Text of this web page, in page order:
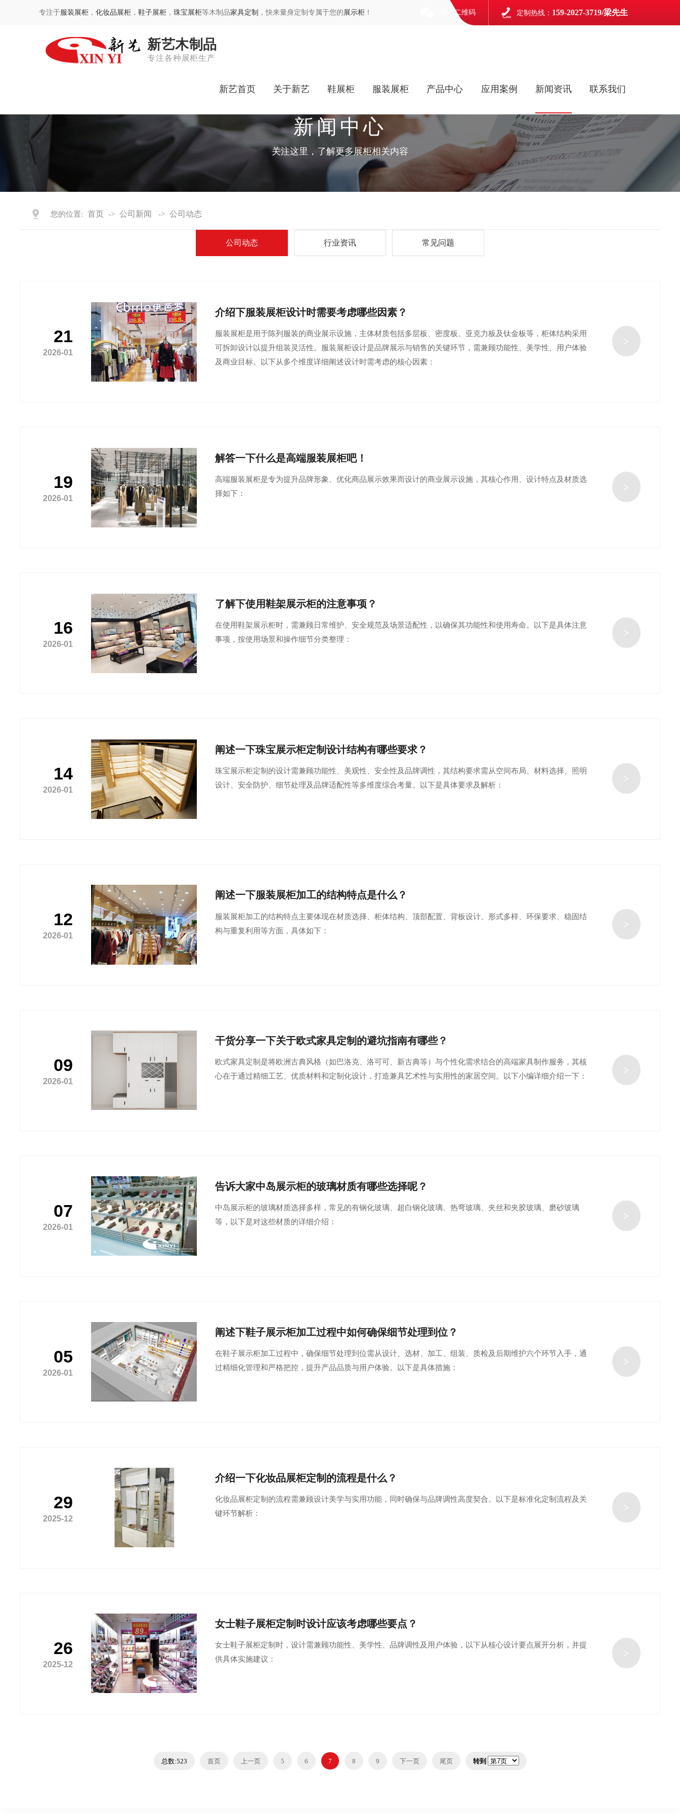
专注于服装展柜 ，化妆品展柜 ，鞋子展柜 ，珠宝展柜等木制品家具定制 ，快来量身定制专属于您的展示柜 ！ 微信二维码 定制热线： 159-2027-3719/梁先生
新艺木制品
专注各种展柜生产
新艺首页 关于新艺 鞋展柜 服装展柜 产品中心 应用案例 新闻资讯 联系我们
新闻中心
关注这里，了解更多展柜相关内容
您的位置: 首页 -> 公司新闻 -> 公司动态
公司动态 行业资讯 常见问题
21
2026-01
介绍下服装展柜设计时需要考虑哪些因素？
服装展柜是用于陈列服装的商业展示设施，主体材质包括多层板、密度板、亚克力板及钛金板等，柜体结构采用
可拆卸设计以提升组装灵活性。服装展柜设计是品牌展示与销售的关键环节，需兼顾功能性、美学性、用户体验
及商业目标。以下从多个维度详细阐述设计时需考虑的核心因素：
>
19
2026-01
解答一下什么是高端服装展柜吧！
高端服装展柜是专为提升品牌形象、优化商品展示效果而设计的商业展示设施，其核心作用、设计特点及材质选
择如下：
>
16
2026-01
了解下使用鞋架展示柜的注意事项？
在使用鞋架展示柜时，需兼顾日常维护、安全规范及场景适配性，以确保其功能性和使用寿命。以下是具体注意
事项，按使用场景和操作细节分类整理：
>
14
2026-01
阐述一下珠宝展示柜定制设计结构有哪些要求？
珠宝展示柜定制的设计需兼顾功能性、美观性、安全性及品牌调性，其结构要求需从空间布局、材料选择、照明
设计、安全防护、细节处理及品牌适配性等多维度综合考量。以下是具体要求及解析：
>
12
2026-01
阐述一下服装展柜加工的结构特点是什么？
服装展柜加工的结构特点主要体现在材质选择、柜体结构、顶部配置、背板设计、形式多样、环保要求、稳固结
构与重复利用等方面，具体如下：
>
09
2026-01
干货分享一下关于欧式家具定制的避坑指南有哪些？
欧式家具定制是将欧洲古典风格（如巴洛克、洛可可、新古典等）与个性化需求结合的高端家具制作服务，其核
心在于通过精细工艺、优质材料和定制化设计，打造兼具艺术性与实用性的家居空间。以下小编详细介绍一下：
>
07
2026-01
告诉大家中岛展示柜的玻璃材质有哪些选择呢？
中岛展示柜的玻璃材质选择多样，常见的有钢化玻璃、超白钢化玻璃、热弯玻璃、夹丝和夹胶玻璃、磨砂玻璃
等，以下是对这些材质的详细介绍：
>
05
2026-01
阐述下鞋子展示柜加工过程中如何确保细节处理到位？
在鞋子展示柜加工过程中，确保细节处理到位需从设计、选材、加工、组装、质检及后期维护六个环节入手，通
过精细化管理和严格把控，提升产品品质与用户体验。以下是具体措施：
>
29
2025-12
介绍一下化妆品展柜定制的流程是什么？
化妆品展柜定制的流程需兼顾设计美学与实用功能，同时确保与品牌调性高度契合。以下是标准化定制流程及关
键环节解析：
>
26
2025-12
女士鞋子展柜定制时设计应该考虑哪些要点？
女士鞋子展柜定制时，设计需兼顾功能性、美学性、品牌调性及用户体验，以下从核心设计要点展开分析，并提
供具体实施建议：
>
总数:523 首页 上一页 5 6 7 8 9 下一页 尾页 转到